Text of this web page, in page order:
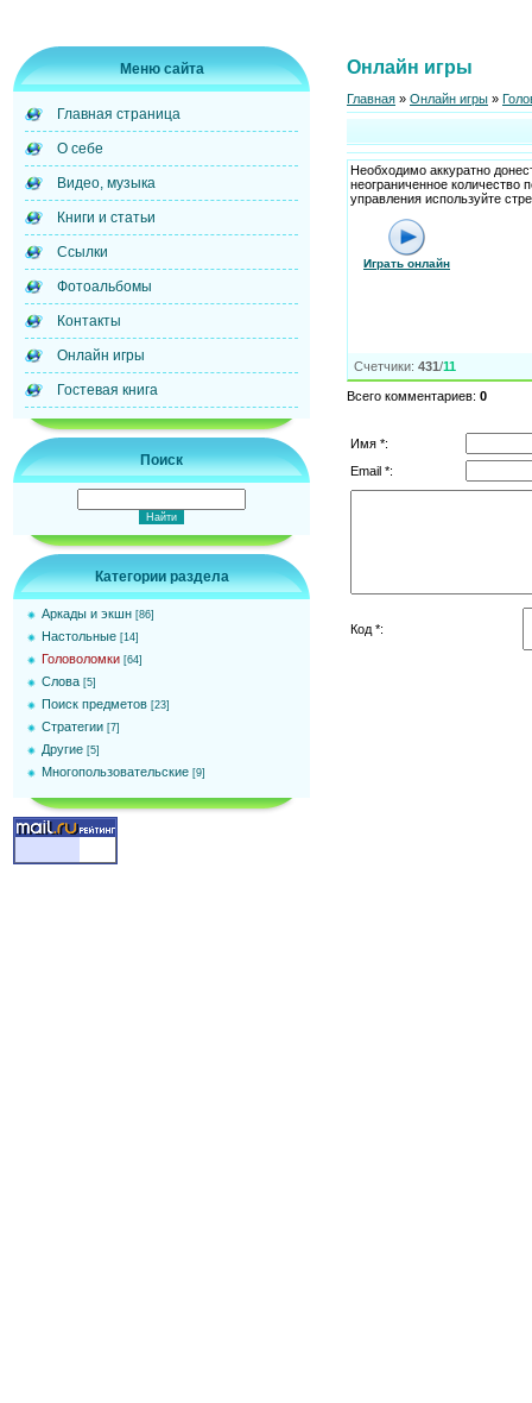
Меню сайта
Главная страница
О себе
Видео, музыка
Книги и статьи
Ссылки
Фотоальбомы
Контакты
Онлайн игры
Гостевая книга
Поиск
Категории раздела
Аркады и экшн [86]
Настольные [14]
Головоломки [64]
Слова [5]
Поиск предметов [23]
Стратегии [7]
Другие [5]
Многопользовательские [9]
Онлайн игры
Главная » Онлайн игры »
Необходимо аккуратно
неограниченное
управления используйте
Играть онлайн
Счетчики: 431/11
Всего комментариев: 0
Имя *:
Email *:
Код *: